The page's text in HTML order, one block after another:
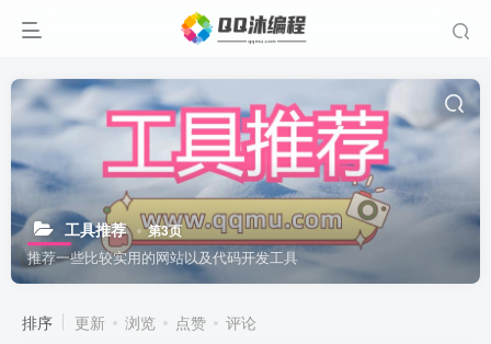
工具推荐 第3页
推荐一些比较实用的网站以及代码开发工具
排序 更新 浏览 点赞 评论